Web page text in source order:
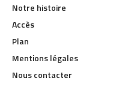
Notre histoire
Accès
Plan
Mentions légales
Nous contacter